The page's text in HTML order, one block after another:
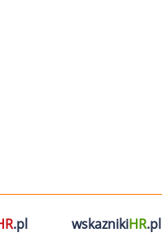
.pl wskaznikiHR.pl